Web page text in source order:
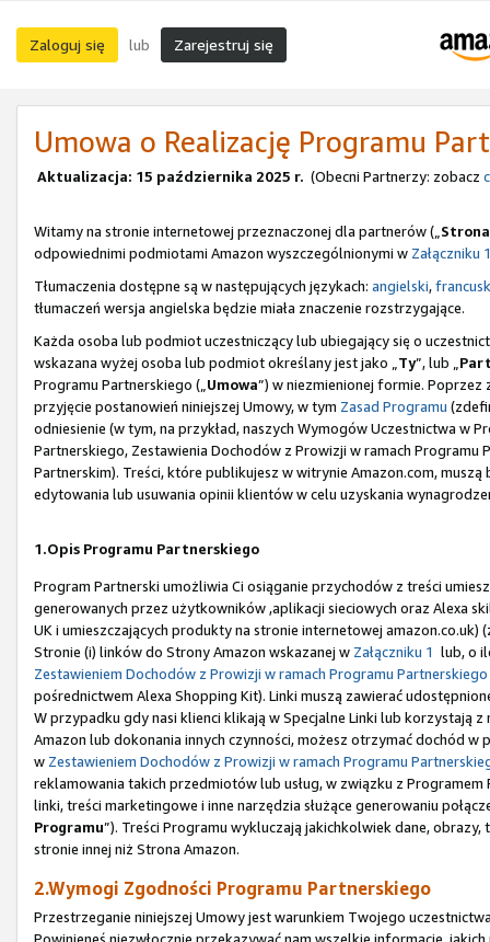
Zaloguj się lub Zarejestruj się
Umowa o Realizację Programu
Aktualizacja: 15 października 2025 r. (Obecni Partnerzy: zobacz
Witamy na stronie internetowej przeznaczonej dla partnerów („
odpowiednimi podmiotami Amazon wyszczególnionymi w Załączniku
Tłumaczenia dostępne są w następujących językach: angielski,
tłumaczeń wersja angielska będzie miała znaczenie rozstrzygające.
Każda osoba lub podmiot uczestniczący lub ubiegający się o
wskazana wyżej osoba lub podmiot określany jest jako „Ty”, lub „
Programu Partnerskiego („Umowa”) w niezmienionej formie.
przyjęcie postanowień niniejszej Umowy, w tym Zasad Programu
odniesienie (w tym, na przykład, naszych Wymogów Uczestnictwa w
Partnerskiego, Zestawienia Dochodów z Prowizji w ramach
Partnerskim). Treści, które publikujesz w witrynie Amazon.com,
edytowania lub usuwania opinii klientów w celu uzyskania
1.Opis Programu Partnerskiego
Program Partnerski umożliwia Ci osiąganie przychodów z treści
generowanych przez użytkowników ,aplikacji sieciowych oraz Alexa
UK i umieszczających produkty na stronie internetowej amazon.co.uk)
Stronie (i) linków do Strony Amazon wskazanej w Załączniku 1 lub, o
Zestawieniem Dochodów z Prowizji w ramach Programu Partnerskiego
pośrednictwem Alexa Shopping Kit). Linki muszą zawierać
W przypadku gdy nasi klienci klikają w Specjalne Linki lub korzystają
Amazon lub dokonania innych czynności, możesz otrzymać dochód
w Zestawieniem Dochodów z Prowizji w ramach Programu
reklamowania takich przedmiotów lub usług, w związku z
linki, treści marketingowe i inne narzędzia służące generowaniu
Programu”). Treści Programu wykluczają jakichkolwiek dane,
stronie innej niż Strona Amazon.
2.Wymogi Zgodności Programu Partnerskiego
Przestrzeganie niniejszej Umowy jest warunkiem Twojego
Powinieneś niezwłocznie przekazywać nam wszelkie informacje,